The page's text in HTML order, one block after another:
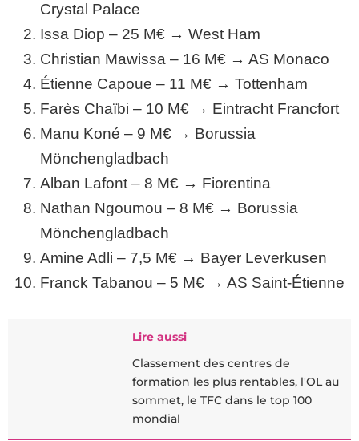
Crystal Palace
Issa Diop – 25 M€ → West Ham
Christian Mawissa – 16 M€ → AS Monaco
Étienne Capoue – 11 M€ → Tottenham
Farès Chaïbi – 10 M€ → Eintracht Francfort
Manu Koné – 9 M€ → Borussia
Mönchengladbach
Alban Lafont – 8 M€ → Fiorentina
Nathan Ngoumou – 8 M€ → Borussia
Mönchengladbach
Amine Adli – 7,5 M€ → Bayer Leverkusen
Franck Tabanou – 5 M€ → AS Saint‑Étienne
Lire aussi
Classement des centres de
formation les plus rentables, l'OL au
sommet, le TFC dans le top 100
mondial